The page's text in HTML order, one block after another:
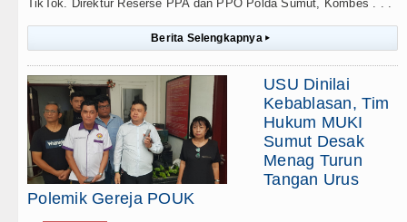
TikTok. Direktur Reserse PPA dan PPO Polda Sumut, Kombes . . .
Berita Selengkapnya ▸
USU Dinilai
Kebablasan, Tim
Hukum MUKI
Sumut Desak
Menag Turun
Tangan Urus
Polemik Gereja POUK